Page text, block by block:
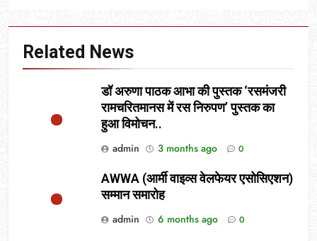
Related News
डॉ अरुणा पाठक आभा की पुस्तक ‘रसमंजरी
रामचरितमानस में रस निरुपण’ पुस्तक का
हुआ विमोचन..
admin
3 months ago 0
AWWA (आर्मी वाइव्स वेलफेयर एसोसिएशन)
सम्मान समारोह
admin
6 months ago 0